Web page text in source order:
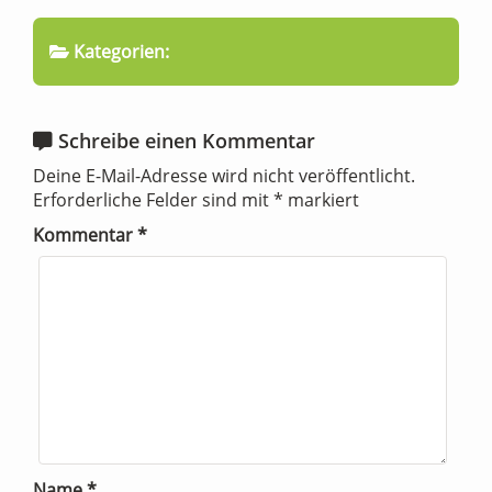
Kategorien:
Schreibe einen Kommentar
Deine E-Mail-Adresse wird nicht veröffentlicht.
Erforderliche Felder sind mit* markiert
Kommentar*